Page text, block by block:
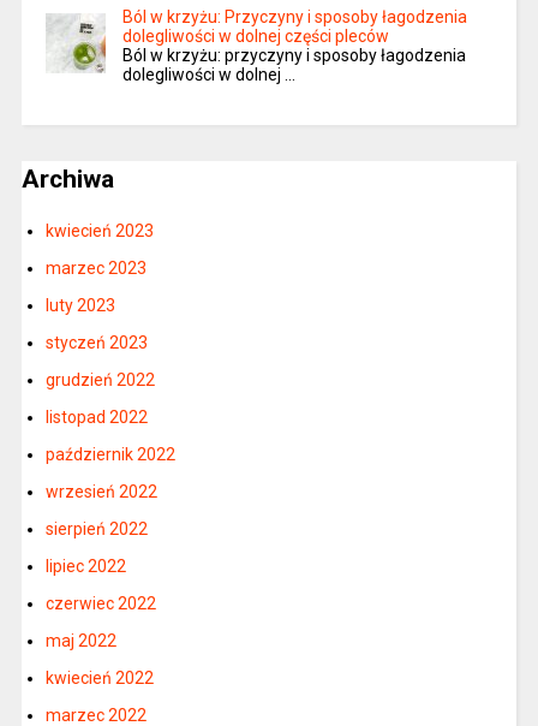
Ból w krzyżu: Przyczyny i sposoby łagodzenia
dolegliwości w dolnej części pleców
Ból w krzyżu: przyczyny i sposoby łagodzenia
dolegliwości w dolnej …
Archiwa
kwiecień 2023
marzec 2023
luty 2023
styczeń 2023
grudzień 2022
listopad 2022
październik 2022
wrzesień 2022
sierpień 2022
lipiec 2022
czerwiec 2022
maj 2022
kwiecień 2022
marzec 2022